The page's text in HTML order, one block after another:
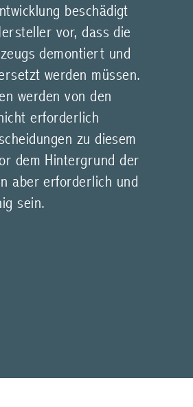
beschädigt
vor, dass die
demontiert und
werden müssen.
werden von den
erforderlich
zu diesem
dem Hintergrund der
aber erforderlich und
sein.